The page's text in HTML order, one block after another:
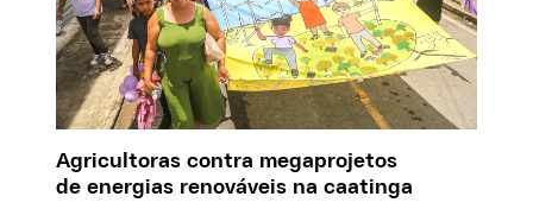
Agricultoras contra megaprojetos
de energias renováveis na caatinga